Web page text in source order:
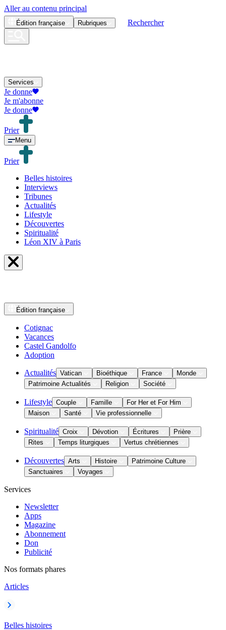
Aller au contenu principal
Édition française Rubriques Rechercher
Services
Je donne
Je m'abonne
Je donne
Prier
Menu
Prier
Belles histoires
Interviews
Tribunes
Actualités
Lifestyle
Découvertes
Spiritualité
Léon XIV à Paris
Édition française
Cotignac
Vacances
Castel Gandolfo
Adoption
Actualités Vatican Bioéthique France
Monde
Patrimoine Actualités
Religion Société
Lifestyle Couple Famille
For Her et For Him
Maison
Santé Vie professionnelle
Spiritualité Croix Dévotion Écritures
Prière
Rites
Temps liturgiques Vertus chrétiennes
Découvertes Arts Histoire
Patrimoine Culture
Sanctuaires
Voyages
Services
Newsletter
Apps
Magazine
Abonnement
Don
Publicité
Nos formats phares
Articles
Belles histoires